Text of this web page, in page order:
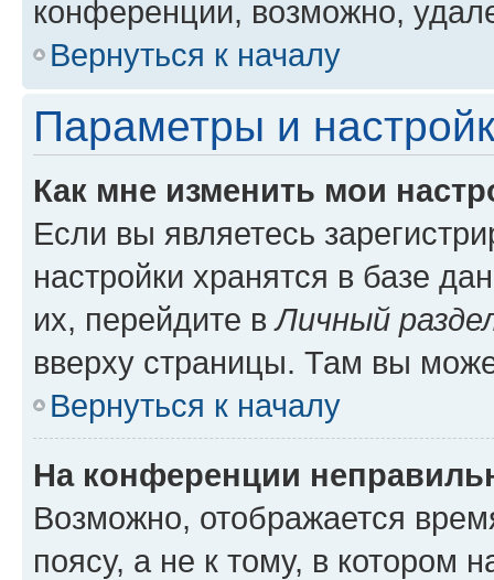
конференции, возможно,
Вернуться к началу
Параметры и
Как мне изменить мои
Если вы являетесь
настройки хранятся в базе
их, перейдите вЛичный
вверху страницы. Там вы
Вернуться к началу
На конференции
Возможно, отображается
поясу, а не к тому, в котором